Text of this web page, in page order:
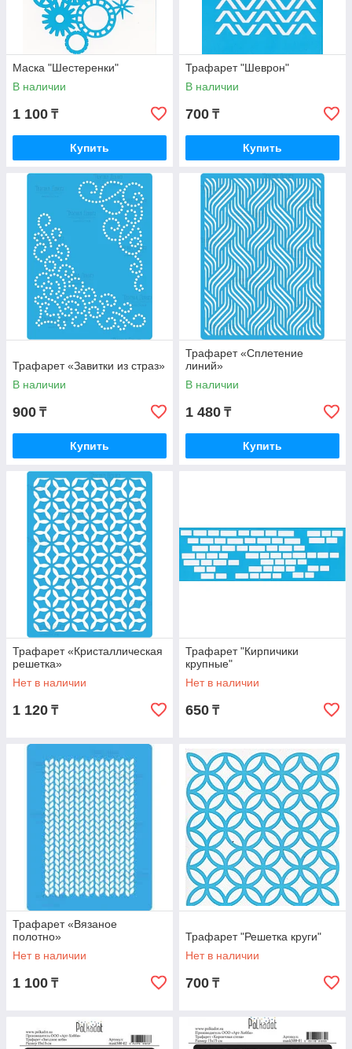
Маска "Шестеренки"
В наличии
1 100 ₸
Купить
Трафарет "Шеврон"
В наличии
700 ₸
Купить
Трафарет «Завитки из страз»
В наличии
900 ₸
Купить
Трафарет «Сплетение
линий»
В наличии
1 480 ₸
Купить
Трафарет «Кристаллическая
решетка»
Нет в наличии
1 120 ₸
Трафарет "Кирпичики
крупные"
Нет в наличии
650 ₸
Трафарет «Вязаное
полотно»
Нет в наличии
1 100 ₸
Трафарет "Решетка круги"
Нет в наличии
700 ₸